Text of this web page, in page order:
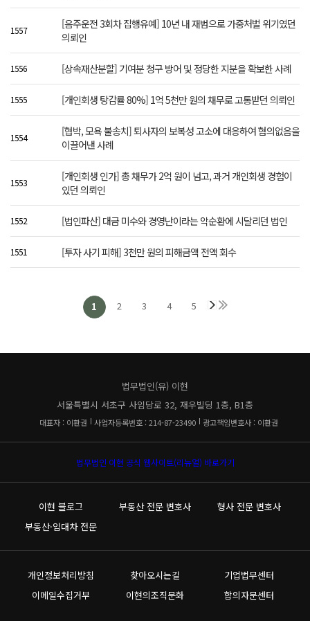
1557
[음주운전 3회차 집행유예] 10년 내 재범으로 가중처벌 위기였던
의뢰인
1556 [상속재산분할] 기여분 청구 방어 및 정당한 지분을 확보한 사례
1555 [개인회생 탕감률 80%] 1억 5천만 원의 채무로 고통받던 의뢰인
1554
[협박, 모욕 불송치] 퇴사자의 보복성 고소에 대응하여 혐의없음을
이끌어낸 사례
1553
[개인회생 인가] 총 채무가 2억 원이 넘고, 과거 개인회생 경험이
있던 의뢰인
1552 [법인파산] 대금 미수와 경영난이라는 악순환에 시달리던 법인
1551 [투자 사기 피해] 3천만 원의 피해금액 전액 회수
1 2 3 4 5
법무법인(유) 이현
서울특별시 서초구 사임당로 32, 재우빌딩 1층, B1층
대표자 : 이환권 사업자등록번호 : 214-87-23490 광고책임변호사 : 이환권
법무법인 이현 공식 웹사이트(리뉴얼) 바로가기
이현 블로그 부동산 전문 변호사
형사 전문 변호사
부동산·임대차 전문
개인정보처리방침 찾아오시는길
기업법무센터
이메일수집거부
이현의조직문화 합의자문센터